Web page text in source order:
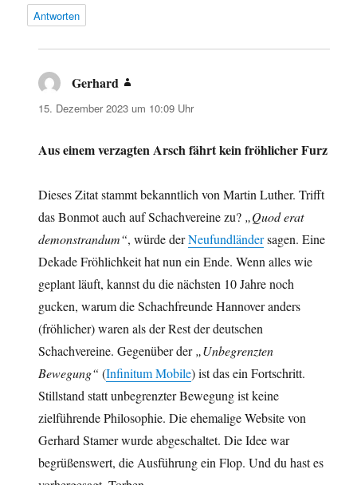
Antworten
Gerhard
15. Dezember 2023 um 10:09 Uhr
Aus einem verzagten Arsch fährt kein fröhlicher Furz
Dieses Zitat stammt bekanntlich von Martin Luther. Trifft
das Bonmot auch auf Schachvereine zu? „Quod erat
demonstrandum“, würde derNeufundländersagen. Eine
Dekade Fröhlichkeit hat nun ein Ende. Wenn alles wie
geplant läuft, kannst du die nächsten 10 Jahre noch
gucken, warum die Schachfreunde Hannover anders
(fröhlicher) waren als der Rest der deutschen
Schachvereine. Gegenüber der„Unbegrenzten
Bewegung“ (Infinitum Mobile) ist das ein Fortschritt.
Stillstand statt unbegrenzter Bewegung ist keine
zielführende Philosophie. Die ehemalige Website von
Gerhard Stamer wurde abgeschaltet. Die Idee war
begrüßenswert, die Ausführung ein Flop. Und du hast es